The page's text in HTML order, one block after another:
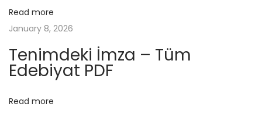
t
a
B
o
k
Read more
January 8, 2026
Tenimdeki İmza – Tüm
Edebiyat PDF
Read more